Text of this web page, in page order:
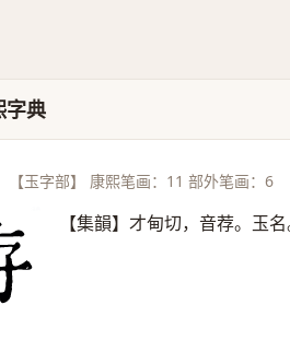
字典
【玉字部】 康熙笔画：11 部外笔画：6
【集韻】才甸切，音荐。玉